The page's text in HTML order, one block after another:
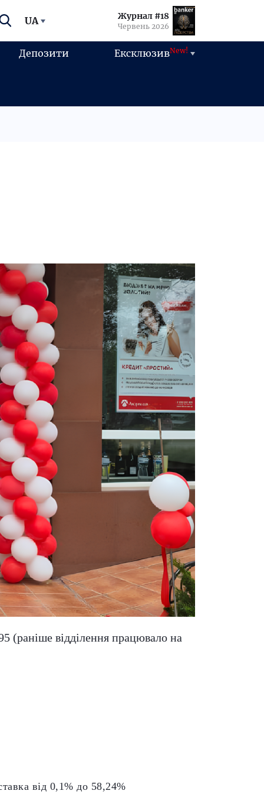
UA Журнал #18
Червень 2026
Депозити ЕксклюзивNew!
(раніше відділення працювало на
від 0,1% до 58,24%